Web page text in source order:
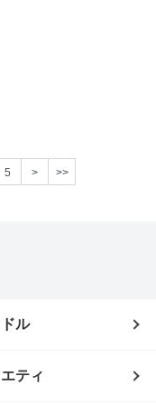
5 > >>
ル
ティ